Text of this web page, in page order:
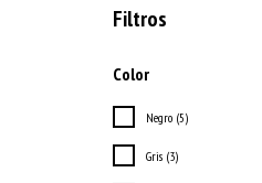
Filtros
Color
Negro (5)
Gris (3)